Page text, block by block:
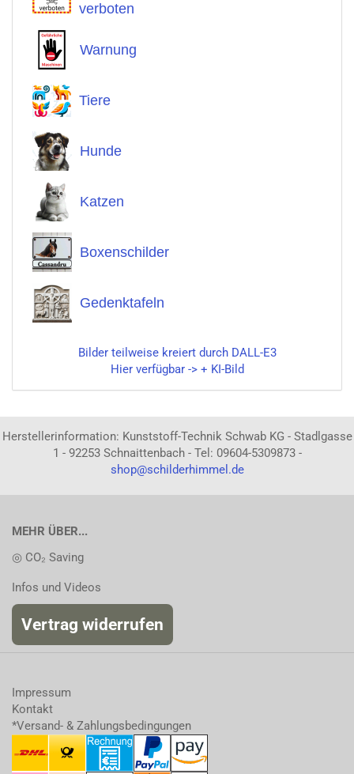
verboten
Warnung
Tiere
Hunde
Katzen
Boxenschilder
Gedenktafeln
Bilder teilweise kreiert durch DALL-E3
Hier verfügbar -> + KI-Bild
Herstellerinformation: Kunststoff-Technik Schwab KG - Stadlgasse
1 - 92253 Schnaittenbach - Tel: 09604-5309873 -
shop@schilderhimmel.de
MEHR ÜBER...
◎ CO₂ Saving
Infos und Videos
Vertrag widerrufen
Impressum
Kontakt
*Versand- & Zahlungsbedingungen